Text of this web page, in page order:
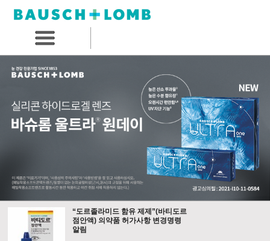
“도르졸라미드 함유 제제”(바티도르
점안액) 의약품 허가사항 변경명령
알림